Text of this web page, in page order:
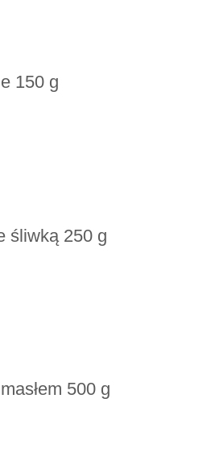
150 g
śliwką 250 g
500 g